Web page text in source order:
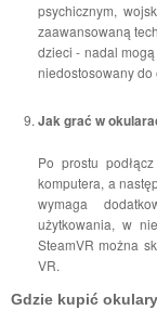
psychicznym,
zaawansowaną
dzieci - nadal
niedostosowany do
Jak grać w
Po prostu
komputera, a
wymaga
użytkowania, w
SteamVR można
VR.
Gdzie kupić